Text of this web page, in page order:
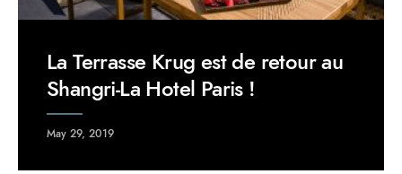
La Terrasse Krug est de retour au
Shangri-La Hotel Paris !
May 29, 2019